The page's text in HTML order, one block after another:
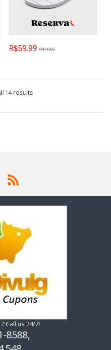
R$59,99 R$99,90
14 results
Call us 24/7!
8588,